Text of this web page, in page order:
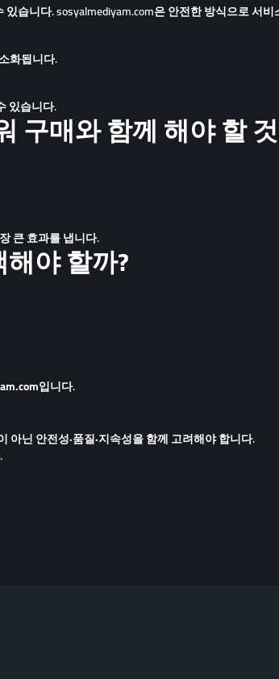
습니다. sosyalmediyam.com은 안전한 방식으로 서
화됩니다.
있습니다.
구매와 함께 해야 할 것
큰 효과를 냅니다.
야 할까?
입니다.
아닌안전성·품질·지속성을 함께 고려해야 합니다.